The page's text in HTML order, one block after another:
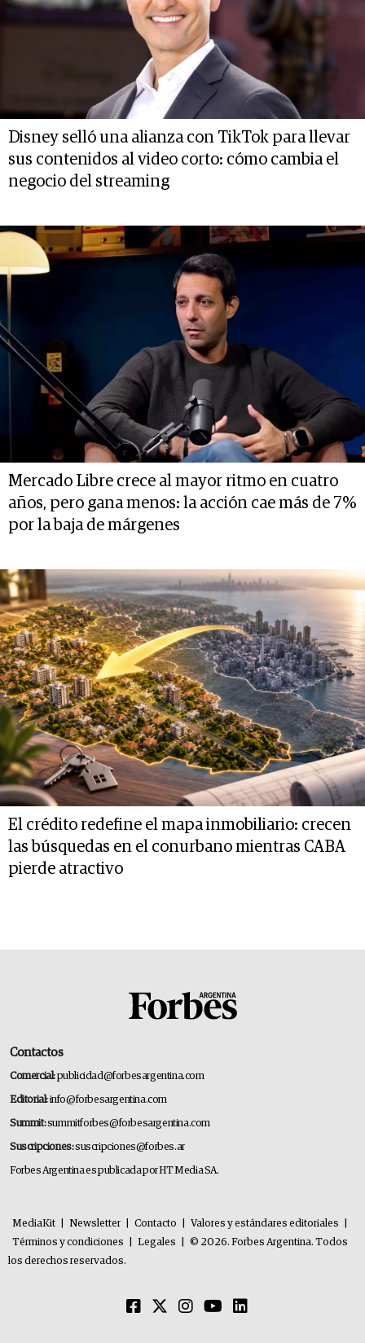
Disney selló una alianza con TikTok para llevar
sus contenidos al video corto: cómo cambia el
negocio del streaming
Mercado Libre crece al mayor ritmo en cuatro
años, pero gana menos: la acción cae más de 7%
por la baja de márgenes
El crédito redefine el mapa inmobiliario: crecen
las búsquedas en el conurbano mientras CABA
pierde atractivo
Contactos
Comercial:publicidad@forbesargentina.com
Editorial:info@forbesargentina.com
Summit:summitforbes@forbesargentina.com
Suscripciones:suscripciones@forbes.ar
Forbes Argentina es publicada por HT Media SA.
MediaKit Newsletter Contacto Valores y estándares editoriales
Términos y condiciones
Legales
© 2026. Forbes Argentina. Todos
los derechos reservados.